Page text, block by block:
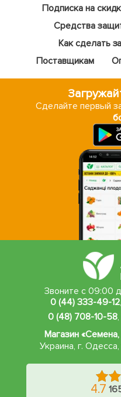
Подписка на
Средства
Как сделать
Поставщикам
Сделайте первый
Звоните с 09:00
0 (44) 333-49-12
0 (48) 708-10-58,
Магазин
Украина, г. Одесса,
4.7